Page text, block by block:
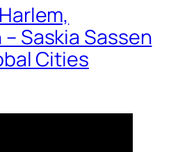
Saskia Sassen
Cities